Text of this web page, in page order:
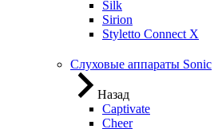
Silk
Sirion
Styletto Connect X
Слуховые аппараты Sonic
Назад
Captivate
Cheer